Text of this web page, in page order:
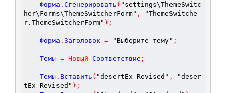
	Форма
. Сгенерировать ( "settings\ThemeSwitc
her\Forms\ThemeSwitcherForm" ,
"ThemeSwitche
r.ThemeSwitcherForm" ) ;
	Форма
. Заголовок = "Выберите тему" ;
	Темы
= Новый Соответствие ;
	Темы
. Вставить ( "desertEx_Revised" ,
"deser
tEx_Revised" ) ;